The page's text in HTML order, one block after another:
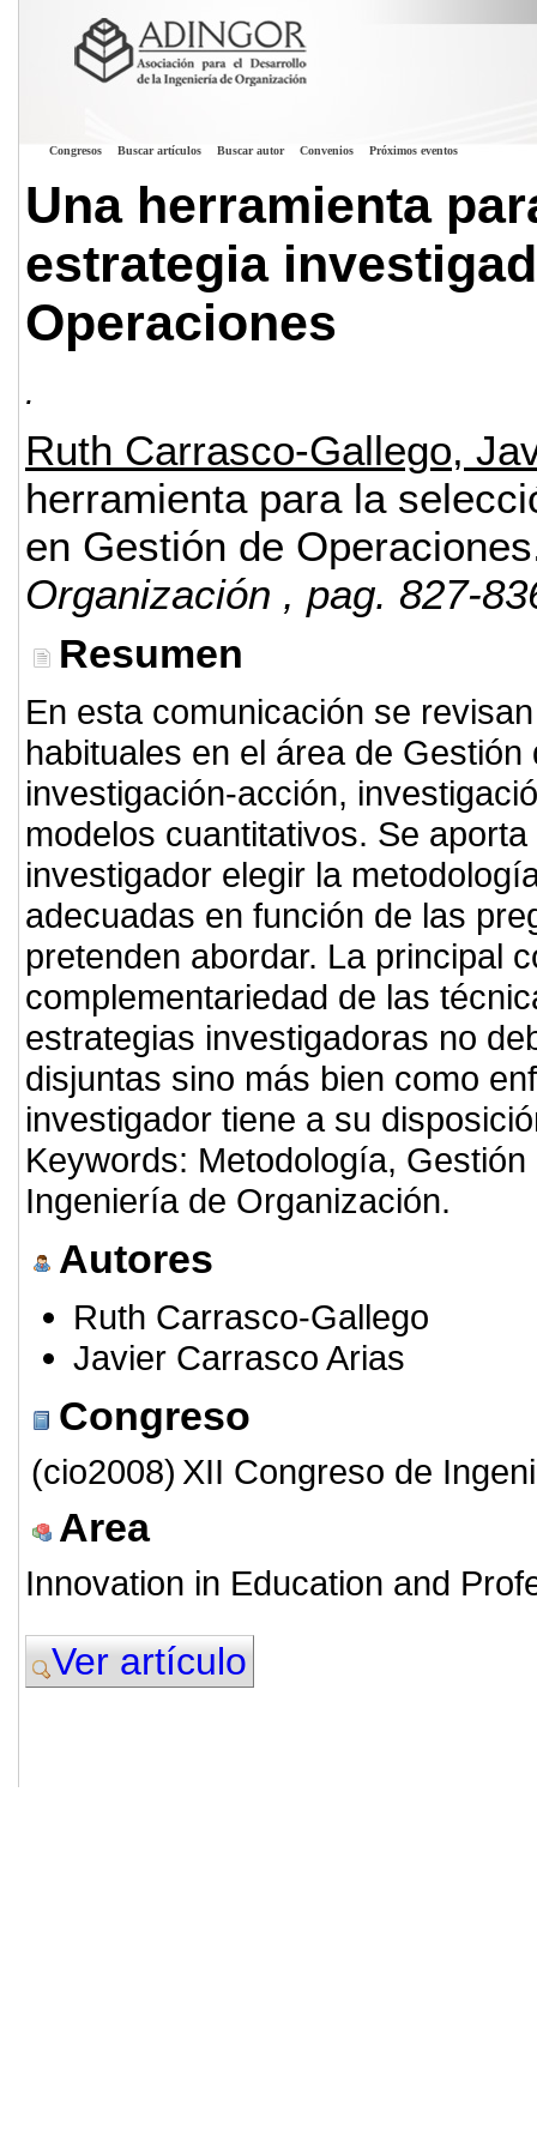
Congresos Buscar artículos Buscar autor Convenios Próximos eventos
Una herramienta
estrategia
Operaciones
.
Ruth Carrasco-Gallego,
herramienta para la
en Gestión de
Organización , pag. 827-
Resumen
En esta comunicación se
habituales en el área de
investigación-acción,
modelos cuantitativos. Se
investigador elegir la
adecuadas en función de las
pretenden abordar. La principal
complementariedad de las
estrategias investigadoras no
disjuntas sino más bien como
investigador tiene a su
Keywords: Metodología,
Ingeniería de Organización.
Autores
Ruth Carrasco-Gallego
Javier Carrasco Arias
Congreso
(cio2008) XII Congreso de
Area
Innovation in Education and
Ver artículo